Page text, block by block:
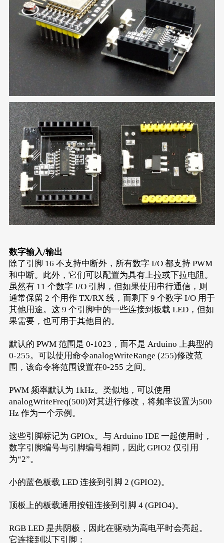
数字输入/输出
除了引脚 16 不支持中断外，所有数字 I/O 都支持 PWM
和中断。此外，它们可以配置为具有上拉或下拉电阻。
虽然有 11 个数字 I/O 引脚，但如果使用串行通信，则
通常保留 2 个用作 TX/RX 线，而剩下 9 个数字 I/O 用于
其他用途。这 9 个引脚中的一些连接到板载 LED，但如
果需要，也可用于其他目的。
默认的 PWM 范围是 0-1023，而不是 Arduino 上典型的
0-255。可以使用命令analogWriteRange (255)修改范
围，该命令将范围设置在0-255 之间。
PWM 频率默认为 1kHz。类似地，可以使用
analogWriteFreq(500)对其进行修改，将频率设置为500
Hz 作为一个示例。
这些引脚标记为 GPIOx。与 Arduino IDE 一起使用时，
数字引脚编号与引脚编号相同，因此 GPIO2 仅引用
为“2”。
小的蓝色板载 LED 连接到引脚 2 (GPIO2)。
顶板上的板载通用按钮连接到引脚 4 (GPIO4)。
RGB LED 是共阴极，因此在驱动为高电平时会亮起。
它连接到以下引脚：